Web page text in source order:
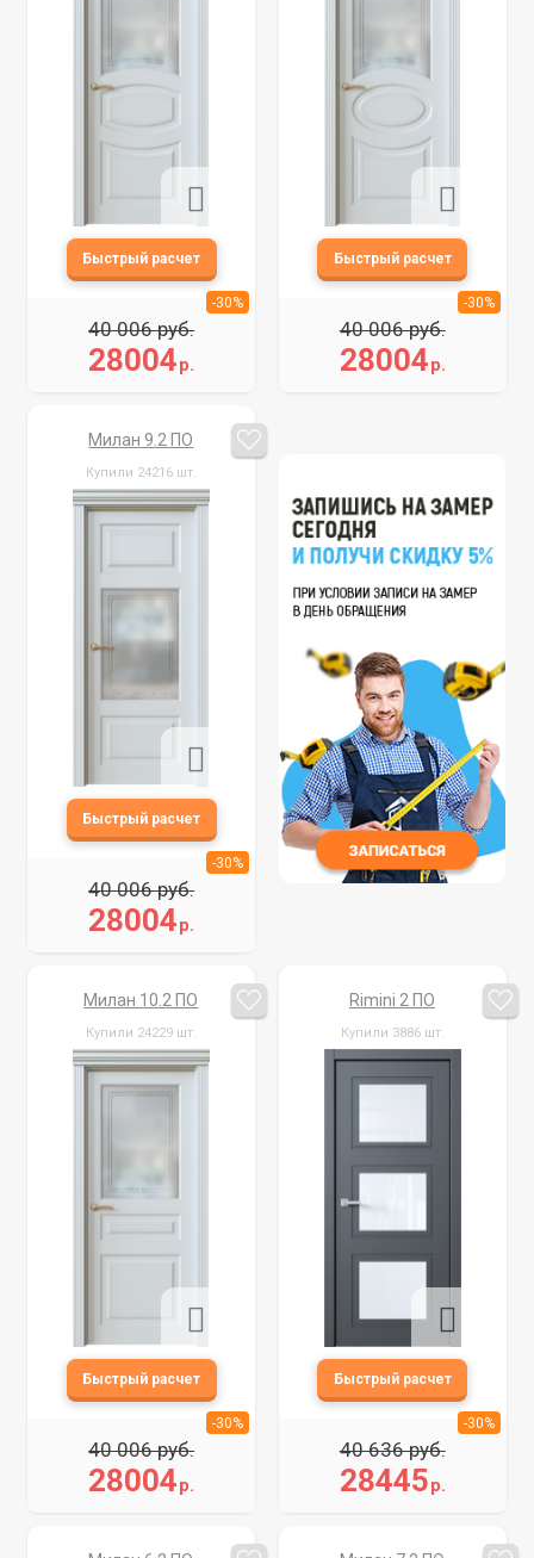
28004р.
40 006 руб.
-30%
28004р.
40 006 руб.
-30%
Милан 9.2 ПО
Купили 24216 шт.
28004р.
40 006 руб.
-30%
Милан 10.2 ПО
Купили 24229 шт.
28004р.
40 006 руб.
-30%
Rimini 2 ПО
Купили 3886 шт.
28445р.
40 636 руб.
-30%